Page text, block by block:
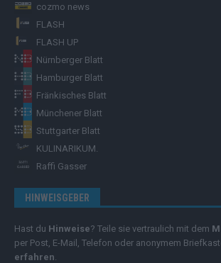
cozmo news
FLASH
FLASH UP
Nürnberger Blatt
Hamburger Blatt
Fränkisches Blatt
Münchener Blatt
Stuttgarter Blatt
KULINARIKUM.
Raffi Gasser
HINWEISGEBER
Hast du Hinweise? Teile sie vertraulich mit dem
per Post, E-Mail, Telefon oder anonymem
erfahren